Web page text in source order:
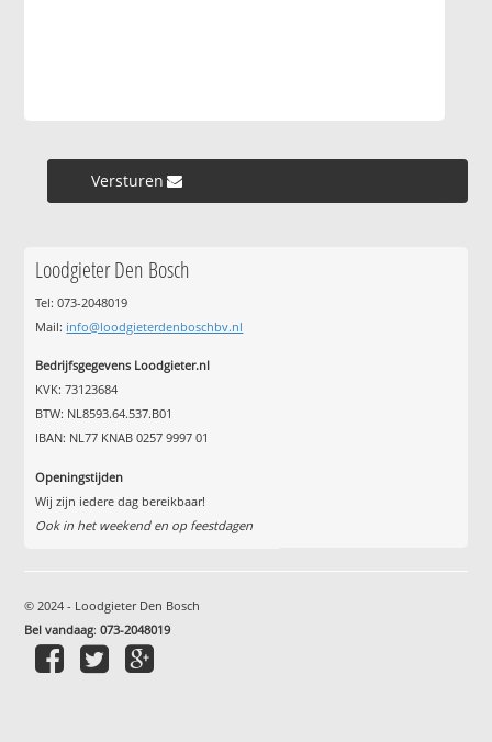
Versturen »
Loodgieter Den Bosch
Tel: 073-2048019
Mail: info@loodgieterdenboschbv.nl
Bedrijfsgegevens Loodgieter.nl
KVK: 73123684
BTW: NL8593.64.537.B01
IBAN: NL77 KNAB 0257 9997 01
Openingstijden
Wij zijn iedere dag bereikbaar!
Ook in het weekend en op feestdagen
© 2024 - Loodgieter Den Bosch
Bel vandaag:073-2048019